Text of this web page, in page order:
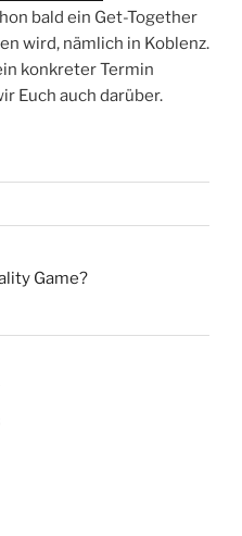
bald ein Get-Together
wird, nämlich in Koblenz.
konkreter Termin
Euch auch darüber.
Game?